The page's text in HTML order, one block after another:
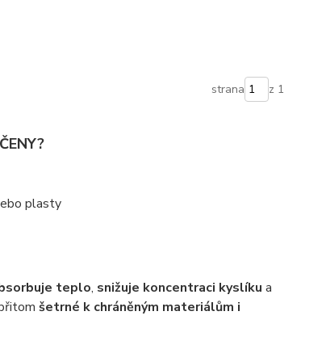
strana z 1
plasty
teplo, snižuje koncentraci kyslíku a
šetrné k chráněným materiálům i